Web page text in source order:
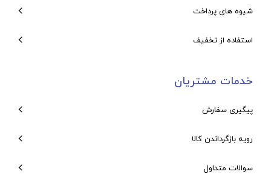
شیوه های پرداخت
استفاده از تخفیف
خدمات مشتریان
پیگیری سفارش
رویه بازگرداندن کالا
سوالات متداول